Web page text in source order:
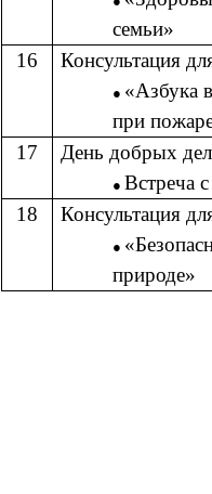
семьи»
16
Консультация
«Азбука
при
17
День добрых дел
Встреча
18
Консультация
природе»